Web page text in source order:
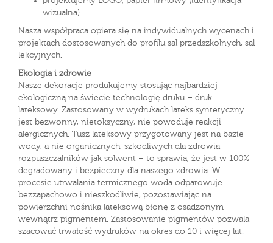
wizualna)
Nasza współpraca opiera się na indywidualnych wycenach i
projektach dostosowanych do profilu sal przedszkolnych, sal
lekcyjnych.
Ekologia i zdrowie
Nasze dekoracje produkujemy stosując najbardziej
ekologiczną na świecie technologię druku – druk
lateksowy. Zastosowany w wydrukach lateks syntetyczny
jest bezwonny, nietoksyczny, nie powoduje reakcji
alergicznych. Tusz lateksowy przygotowany jest na bazie
wody, a nie organicznych, szkodliwych dla zdrowia
rozpuszczalników jak solwent – to sprawia, że jest w 100%
degradowany i bezpieczny dla naszego zdrowia. W
procesie utrwalania termicznego woda odparowuje
bezzapachowo i nieszkodliwie, pozostawiając na
powierzchni nośnika lateksową błonę z osadzonym
wewnątrz pigmentem. Zastosowanie pigmentów pozwala
szacować trwałość wydruków na okres do 10 i więcej lat.